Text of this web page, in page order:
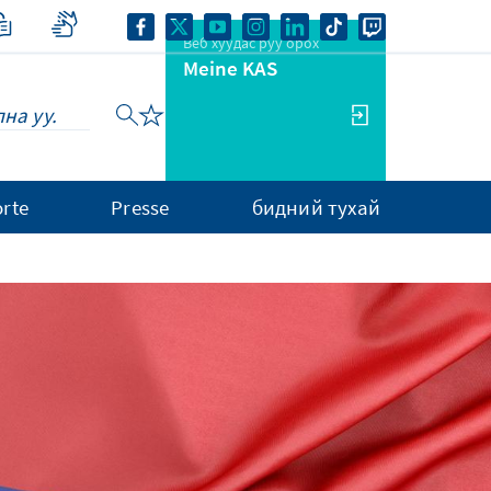
Веб хуудас руу орох
Meine KAS
Presse бидний тухай